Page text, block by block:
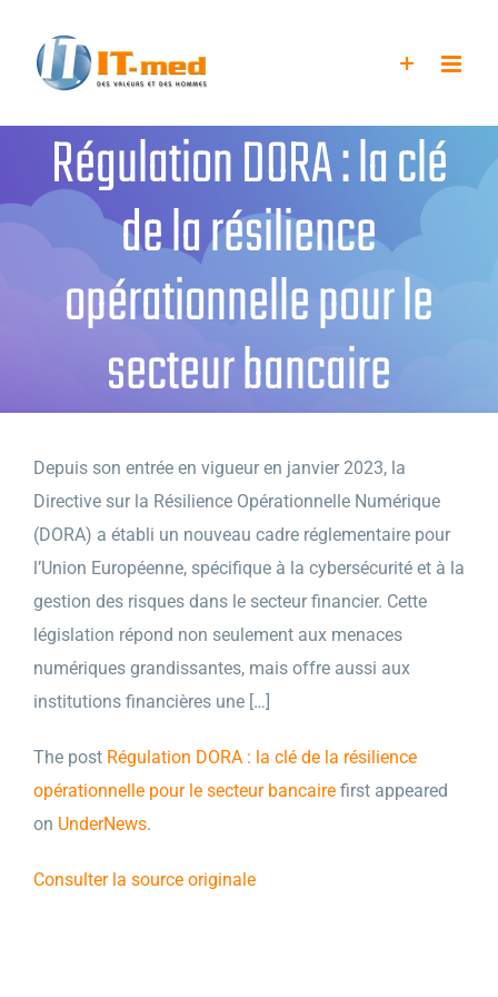
contenu
Régulation DORA : la clé
de la résilience
opérationnelle pour le
secteur bancaire
Depuis son entrée en vigueur en janvier 2023, la
Directive sur la Résilience Opérationnelle Numérique
(DORA) a établi un nouveau cadre réglementaire pour
l’Union Européenne, spécifique à la cybersécurité et à la
gestion des risques dans le secteur financier. Cette
législation répond non seulement aux menaces
numériques grandissantes, mais offre aussi aux
institutions financières une […]
The post Régulation DORA : la clé de la résilience
opérationnelle pour le secteur bancaire first appeared
on UnderNews.
Consulter la source originale